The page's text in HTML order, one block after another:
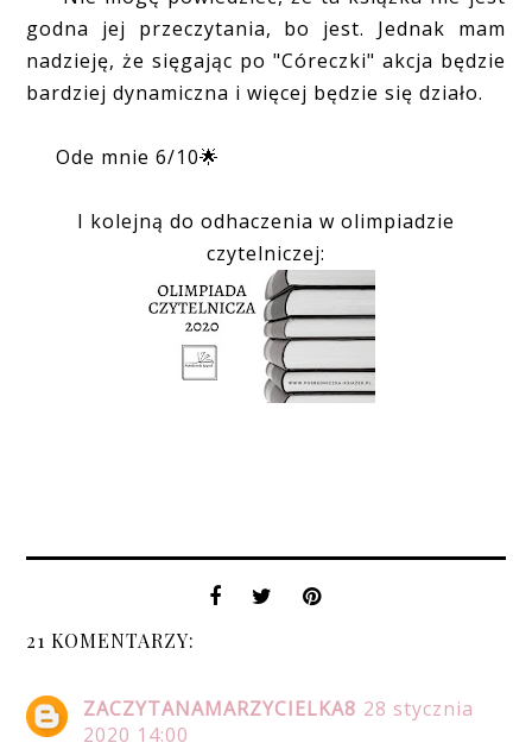
godna jej przeczytania, bo jest. Jednak mam
nadzieję, że sięgając po "Córeczki" akcja będzie
bardziej dynamiczna i więcej będzie się działo.
Ode mnie 6/10🌟
I kolejną do odhaczenia w olimpiadzie
czytelniczej:
21 KOMENTARZY:
ZACZYTANAMARZYCIELKA8 28 stycznia
2020 14:00